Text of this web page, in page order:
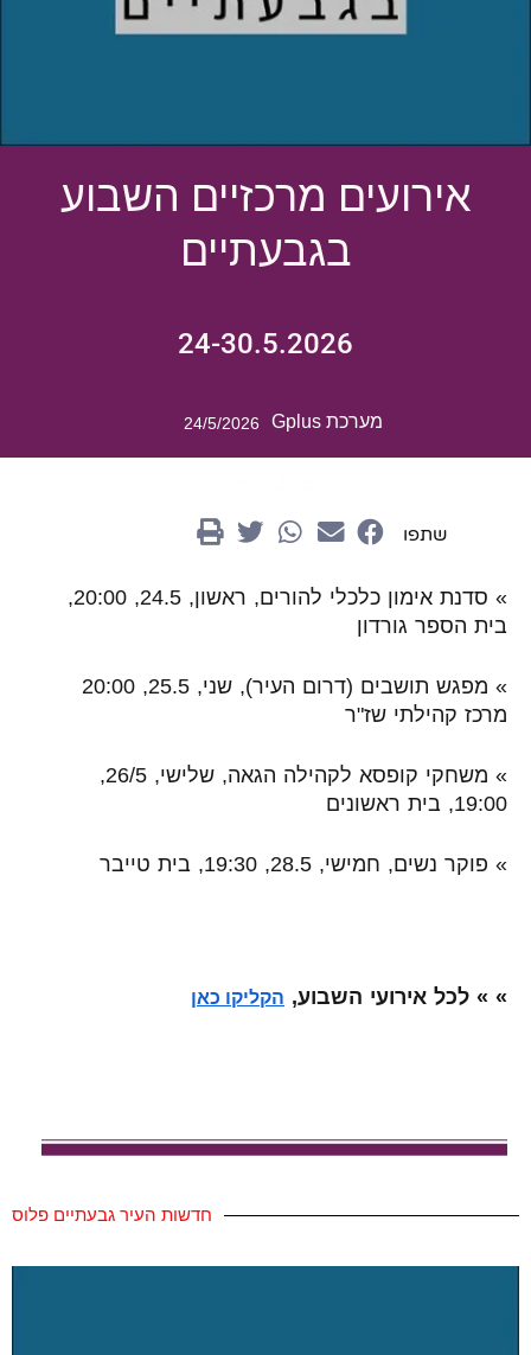
אירועים מרכזיים השבוע
בגבעתיים
24-30.5.2026
מערכת Gplus 24/5/2026
שתפו
» סדנת אימון כלכלי להורים, ראשון, 24.5, 20:00,
בית הספר גורדון
»
מפגש תושבים (דרום העיר), שני, 25.5, 20:00
מרכז קהילתי שז"ר
»
משחקי קופסא לקהילה הגאה, שלישי, 26/5,
19:00, בית ראשונים
» פוקר נשים, חמישי, 28.5, 19:30, בית טייבר
» » לכל אירועי השבוע, הקליקו כאן
חדשות העיר גבעתיים פלוס